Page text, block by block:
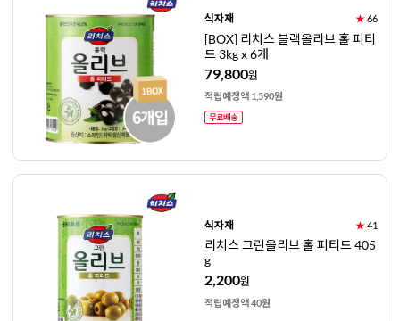
식자재 ★66
[BOX] 리치스 블랙올리브 홀 피티
드 3kg x 6개
79,800원
적립예정액 1,590원
식자재 ★41
리치스 그린올리브 홀 피티드 405
g
2,200원
적립예정액 40원